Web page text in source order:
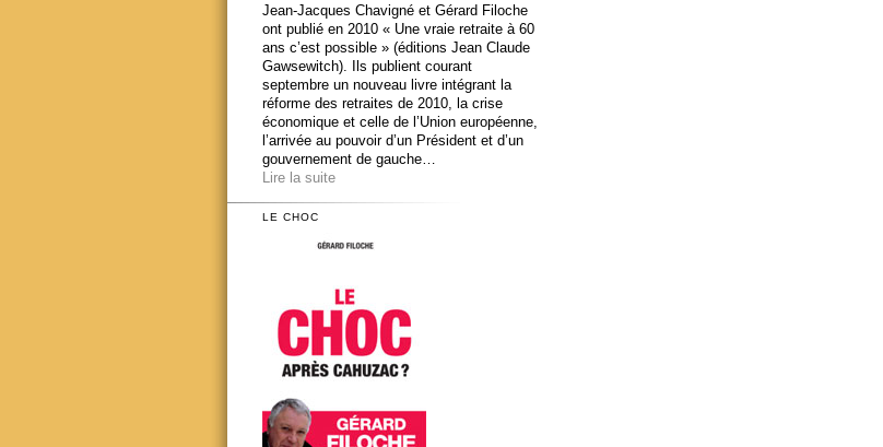
Jean-Jacques Chavigné et Gérard Filoche
ont publié en 2010 « Une vraie retraite à 60
ans c’est possible » (éditions Jean Claude
Gawsewitch). Ils publient courant
septembre un nouveau livre intégrant la
réforme des retraites de 2010, la crise
économique et celle de l’Union européenne,
l’arrivée au pouvoir d’un Président et d’un
gouvernement de gauche…
Lire la suite
LE CHOC